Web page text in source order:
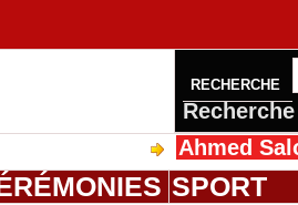
RECHERCHE
Ahmed Saloum
SPORT